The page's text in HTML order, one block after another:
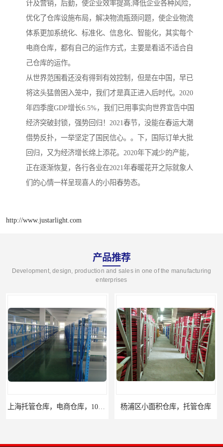
计及营销，后勤，使企业效率提高;降低企业各种风险，
优化了仓库设施布局，解决物流瓶颈问题，使企业物流
体系更加系统化、标准化、信息化、智能化，其实每个
电商仓库，都有自己的运作方式，主要是看适不适合自
己仓库的运作。
从世界范围看还没有得到有效控制，但是在中国，早已
将这头猛兽困入笼中，我们才是真正进入后时代。2020
年四季度GDP增长6.5%，我们已用事实向世界宣告中国
经济突破封锁，强势回归！2021春节，没能在春运大潮
借势反扑，一举坚定了国民信心。。下，国际订单大批
回归，又为经济增长绵上添花。2020年下减少的产能，
正在逐渐恢复，各行各业在2021年春暖花开之际就象人
们的心情一样呈现喜人的小阳春势态。
http://www.justarlight.com
产品推荐
Development, design, production and sales in one of the manufacturing
enterprises
杨浦区小面积仓库，托管仓库